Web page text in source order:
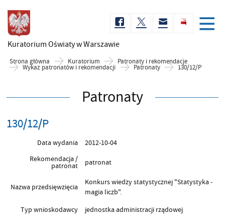
Kuratorium Oświatyw Warszawie
Strona główna Kuratorium Patronaty i rekomendacje
Wykaz patronatów i rekomendacji Patronaty 130/12/P
Patronaty
130/12/P
Data wydania
2012-10-04
Rekomendacja /
patronat patronat
Nazwa przedsięwzięcia
Konkurs wiedzy statystycznej "Statystyka -
magia liczb".
Typ wnioskodawcy
jednostka administracji rządowej